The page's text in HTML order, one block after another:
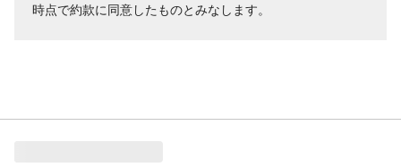
時点で約款に同意したものとみなします。